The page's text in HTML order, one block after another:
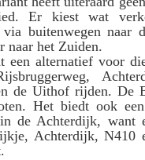
Er kiest wat
buitenwegen naar
naar het Zuiden.
een alternatief voor
de Uithof rijden. De
Het biedt ook
de Achterdijk, want
Achterdijk, N410